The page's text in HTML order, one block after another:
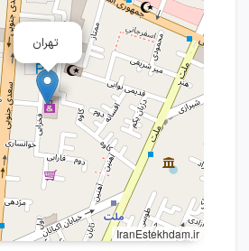
تهران
IranEstekhdam.ir